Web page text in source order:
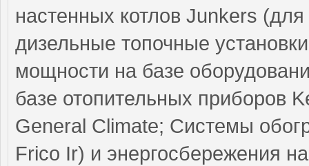
настенных котлов Junkers
дизельные топочные
мощности на базе
базе отопительных приборов
General Climate; Системы
Frico Ir) и энергосбережения